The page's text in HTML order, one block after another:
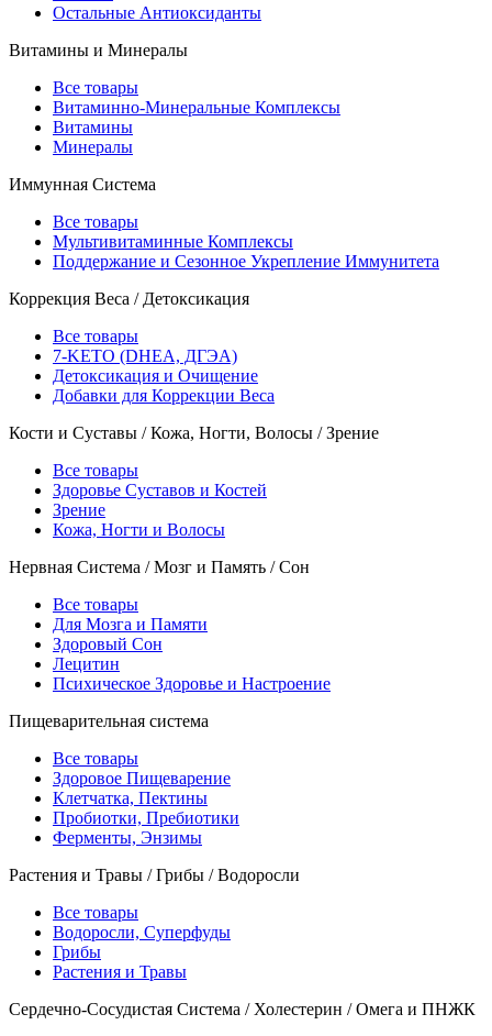
Остальные Антиоксиданты
Витамины и Минералы
Все товары
Витаминно-Минеральные Комплексы
Витамины
Минералы
Иммунная Система
Все товары
Мультивитаминные Комплексы
Поддержание и Сезонное Укрепление Иммунитета
Коррекция Веса / Детоксикация
Все товары
7-KETO (DHEA, ДГЭА)
Детоксикация и Очищение
Добавки для Коррекции Веса
Кости и Суставы / Кожа, Ногти, Волосы / Зрение
Все товары
Здоровье Суставов и Костей
Зрение
Кожа, Ногти и Волосы
Нервная Система / Мозг и Память / Сон
Все товары
Для Мозга и Памяти
Здоровый Сон
Лецитин
Психическое Здоровье и Настроение
Пищеварительная система
Все товары
Здоровое Пищеварение
Клетчатка, Пектины
Пробиотки, Пребиотики
Ферменты, Энзимы
Растения и Травы / Грибы / Водоросли
Все товары
Водоросли, Суперфуды
Грибы
Растения и Травы
Сердечно-Сосудистая Система / Холестерин / Омега и ПНЖК